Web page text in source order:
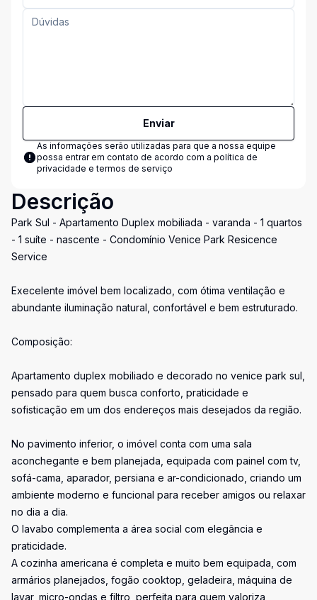
Enviar
As informações serão utilizadas para que a nossa equipe
possa entrar em contato de acordo com a política de
privacidade e termos de serviço
Descrição
Park Sul - Apartamento Duplex mobiliada - varanda - 1 quartos
- 1 suíte - nascente - Condomínio Venice Park Resicence
Service
Execelente imóvel bem localizado, com ótima ventilação e
abundante iluminação natural, confortável e bem estruturado.
Composição:
Apartamento duplex mobiliado e decorado no venice park sul,
pensado para quem busca conforto, praticidade e
sofisticação em um dos endereços mais desejados da região.
No pavimento inferior, o imóvel conta com uma sala
aconchegante e bem planejada, equipada com painel com tv,
sofá-cama, aparador, persiana e ar-condicionado, criando um
ambiente moderno e funcional para receber amigos ou relaxar
no dia a dia.
O lavabo complementa a área social com elegância e
praticidade.
A cozinha americana é completa e muito bem equipada, com
armários planejados, fogão cooktop, geladeira, máquina de
lavar, micro-ondas e filtro, perfeita para quem valoriza